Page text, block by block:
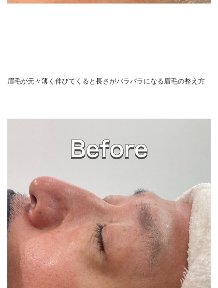
眉毛が元々薄く伸びてくると長さがバラバラになる眉毛の整え方